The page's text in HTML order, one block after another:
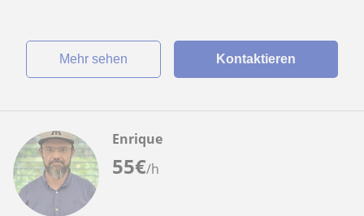
Mehr sehen Kontaktieren
55€/h
Enrique